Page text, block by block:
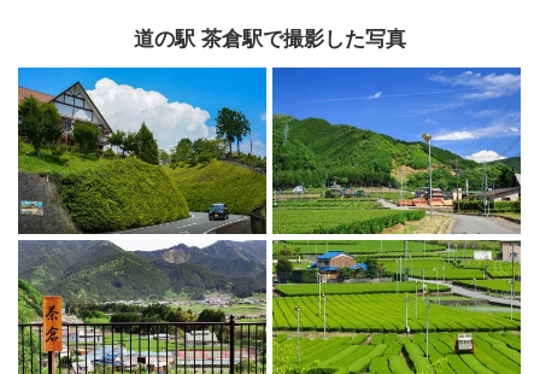
道の駅 茶倉駅で撮影した写真